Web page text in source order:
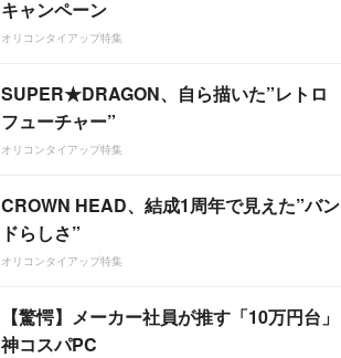
キャンペーン
オリコンタイアップ特集
SUPER★DRAGON、自ら描いた”レトロ
フューチャー”
オリコンタイアップ特集
CROWN HEAD、結成1周年で見えた”バン
ドらしさ”
オリコンタイアップ特集
【驚愕】メーカー社員が推す「10万円台」
神コスパPC